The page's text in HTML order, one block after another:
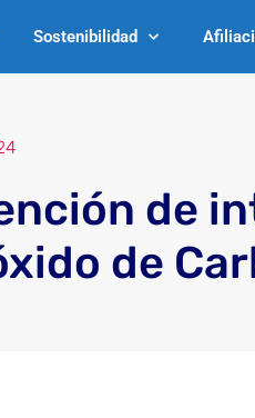
Sostenibilidad
de
de